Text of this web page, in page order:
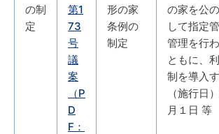
の制
定
第1
73
号
議
案
（P
D
F：
形の家
条例の
制定
の家を公
して指定
管理を行
ともに、
制を導入
（施行日
月１日 等